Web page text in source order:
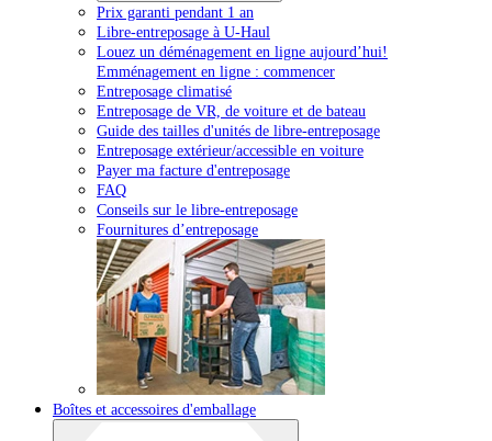
Prix garanti pendant 1 an
Libre-entreposage à U-Haul
Louez un déménagement en ligne aujourd’hui!
Emménagement en ligne : commencer
Entreposage climatisé
Entreposage de VR, de voiture et de bateau
Guide des tailles d'unités de libre-entreposage
Entreposage extérieur/accessible en voiture
Payer ma facture d'entreposage
FAQ
Conseils sur le libre-entreposage
Fournitures d’entreposage
Boîtes et accessoires d'emballage